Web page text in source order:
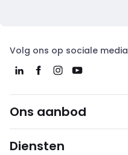
Volg ons op sociale media
Ons aanbod
Diensten